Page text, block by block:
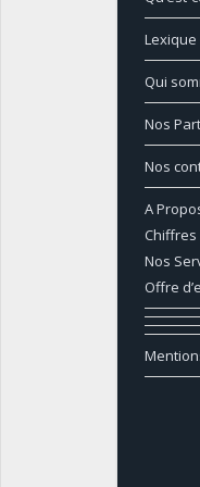
Lexique
Qui
Nos
Nos
A
Chiffres
Nos
Offre